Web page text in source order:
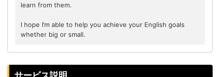
learn from them.
I hope I’m able to help you achieve your English goals
whether big or small.